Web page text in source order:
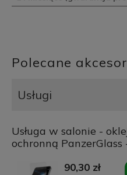
Polecane
Usługi
Usługa w salonie -
ochronną
90,30 zł